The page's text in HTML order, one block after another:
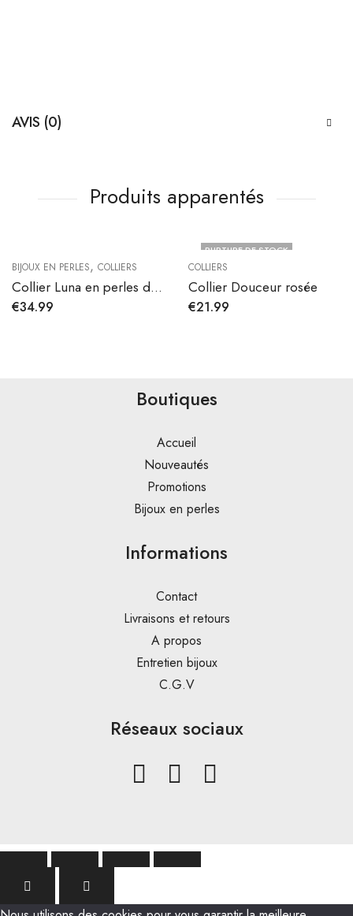
AVIS (0)
Produits apparentés
BIJOUX EN PERLES, COLLIERS
Collier Luna en perles d’eau douce
€34.99
RUPTURE DE STOCK
COLLIERS
Collier Douceur rosée
€21.99
Boutiques
Accueil
Nouveautés
Promotions
Bijoux en perles
Informations
Contact
Livraisons et retours
A propos
Entretien bijoux
C.G.V
Réseaux sociaux